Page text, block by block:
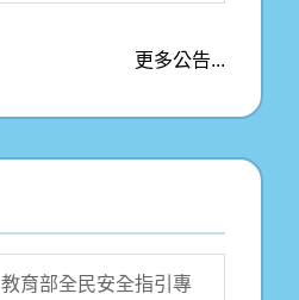
更多公告...
教育部全民安全指引專